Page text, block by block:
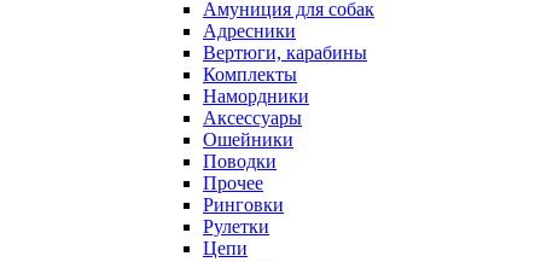
Амуниция для собак
Адресники
Вертюги, карабины
Комплекты
Намордники
Аксессуары
Ошейники
Поводки
Прочее
Ринговки
Рулетки
Цепи